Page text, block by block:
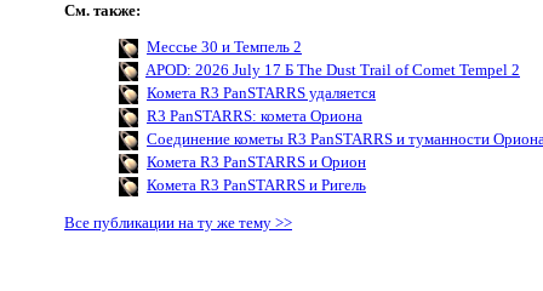
См. также:
Мессье 30 и Темпель 2
APOD: 2026 July 17 Б The Dust Trail of Comet Tempel 2
Комета R3 PanSTARRS удаляется
R3 PanSTARRS: комета Ориона
Соединение кометы R3 PanSTARRS и туманности
Комета R3 PanSTARRS и Орион
Комета R3 PanSTARRS и Ригель
Все публикации на ту же тему >>